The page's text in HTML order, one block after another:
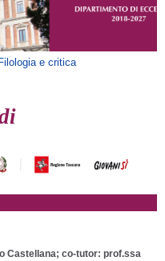
Filologia e critica
Castellana; co-tutor: prof.ssa